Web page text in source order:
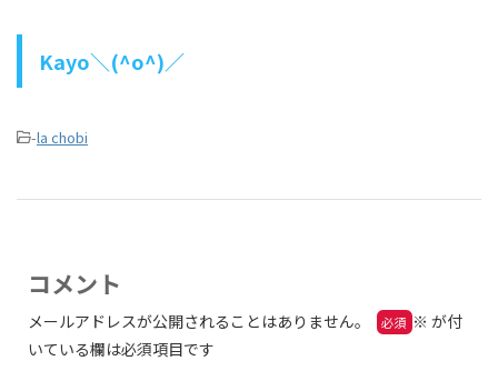
Kayo＼(^o^)／
-la chobi
コメント
メールアドレスが公開されることはありません。 ※ が付
いている欄は必須項目です